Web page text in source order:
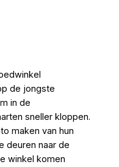
de jongste
in de
sneller kloppen.
maken van hun
deuren naar de
winkel komen